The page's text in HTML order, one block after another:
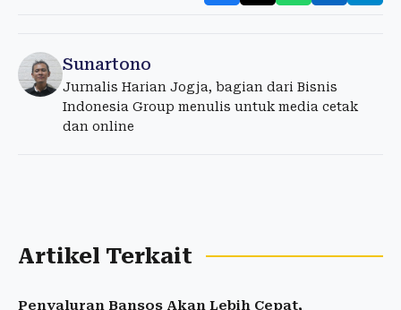
Sunartono
Jurnalis Harian Jogja, bagian dari Bisnis
Indonesia Group menulis untuk media cetak
dan online
Artikel Terkait
Penyaluran Bansos Akan Lebih Cepat,